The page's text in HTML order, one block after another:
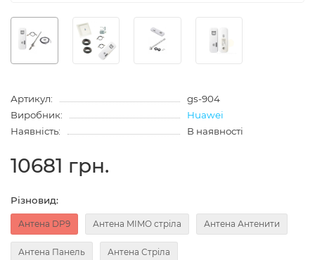
Артикул:
gs-904
Виробник:
Huawei
Наявність:
В наявності
10681 грн.
Різновид:
Антена DP9 Антена MIMO стріла Антена Антенити
Антена Панель Антена Стріла